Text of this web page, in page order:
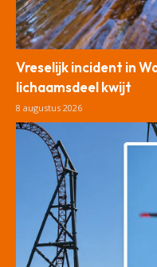
Vreselijk incident in
lichaamsdeel kwijt
8 augustus 2026